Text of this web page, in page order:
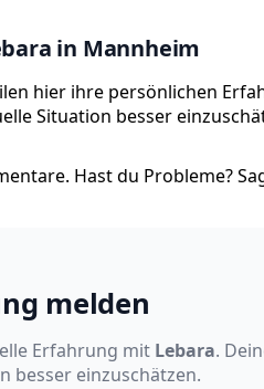
in Mannheim
hier ihre persönlichen
Situation besser
Hast du Probleme?
melden
Erfahrung mit Lebara.
besser einzuschätzen.